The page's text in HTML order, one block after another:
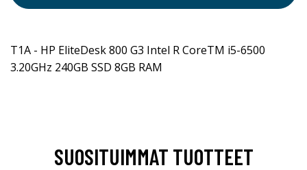
T1A - HP EliteDesk 800 G3 Intel R CoreTM i5-6500
3.20GHz 240GB SSD 8GB RAM
SUOSITUIMMAT TUOTTEET